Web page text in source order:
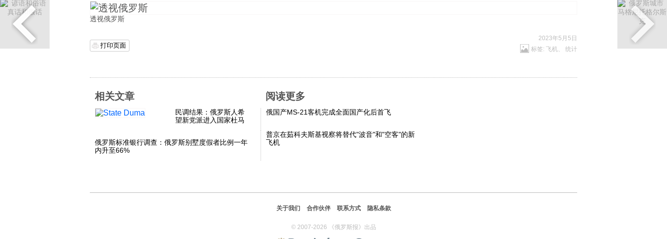
透视俄罗斯
打印页面
2023年5月5日
标签: 飞机、 统计
相关文章
民调结果：俄罗斯人希
望新党派进入国家杜马
俄罗斯标准银行调查：俄罗斯别墅度假者比例一年
内升至66%
阅读更多
俄国产MS-21客机完成全面国产化后首飞
普京在茹科夫斯基视察将替代"波音"和"空客"的新
飞机
关于我们 合作伙伴 联系方式 隐私条款
© 2007-2026 《俄罗斯报》出品